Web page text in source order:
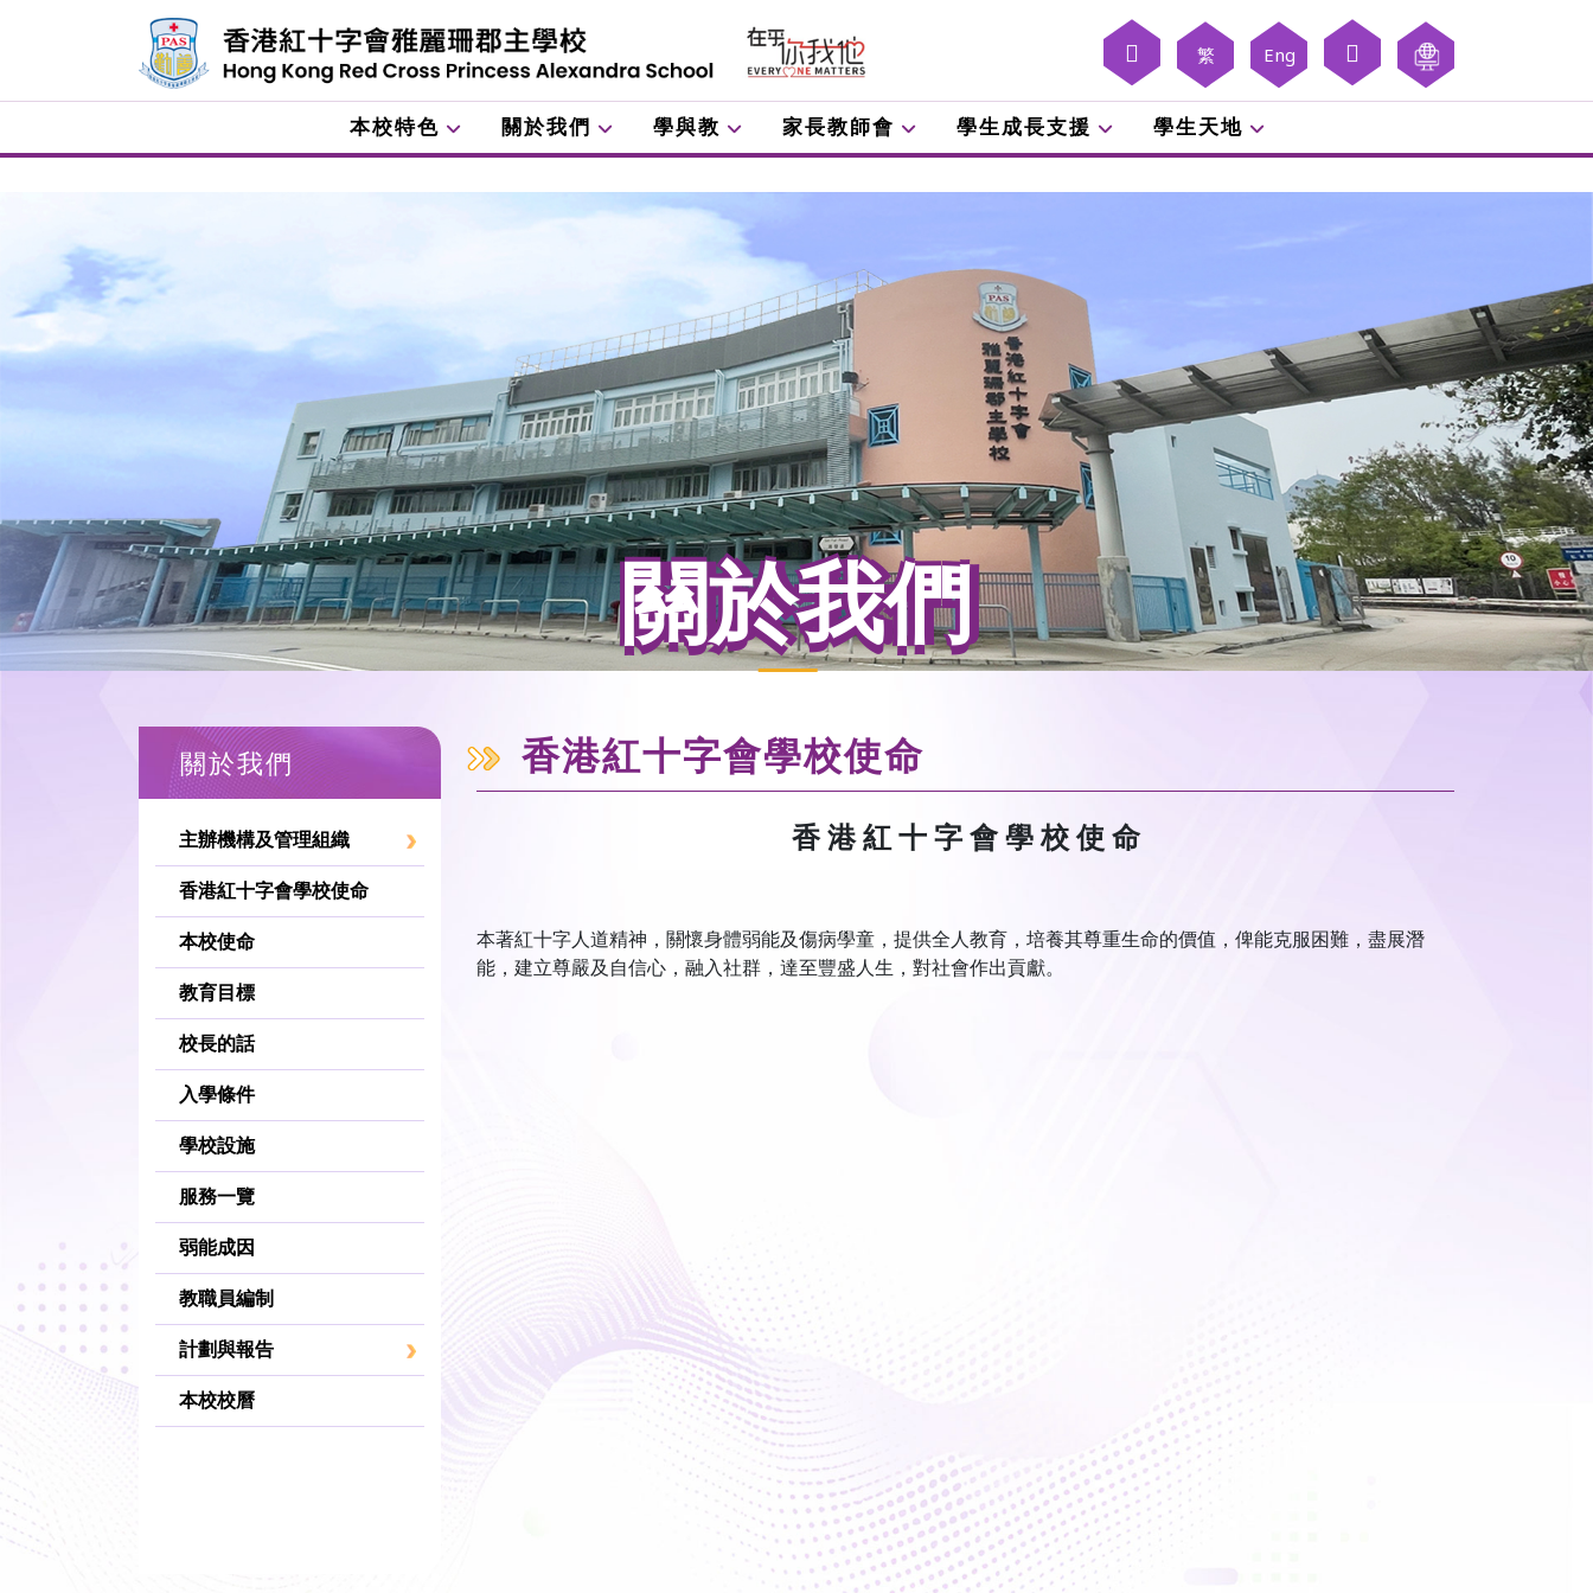
繁 Eng
本校特色 關於我們 學與教 家長教師會 學生成長支援 學生天地
關於我們
關於我們
主辦機構及管理組織
香港紅十字會學校使命
本校使命
教育目標
校長的話
入學條件
學校設施
服務一覽
弱能成因
教職員編制
計劃與報告
本校校曆
香港紅十字會學校使命
香 港 紅 十 字 會 學 校 使 命
本著紅十字人道精神，關懷身體弱能及傷病學童，提供全人教育，培養其尊重生命的價值，俾能克服困難，盡展潛
能，建立尊嚴及自信心，融入社群，達至豐盛人生，對社會作出貢獻。